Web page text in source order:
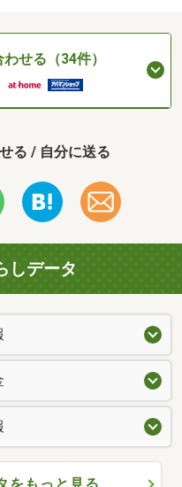
せる（34件）
る / 自分に送る
しデータ
をもっと見る